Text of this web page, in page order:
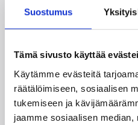
Suostumus
Tämä sivusto käyttää
Käytämme evästeitä
räätälöimiseen, sosiaalisen
tukemiseen ja
jaamme sosiaalisen
Tuukka Kotti (7/5/2
aiheuttivat
Haanpääkin (6/3) väläytteli
Dettmann
”Kiitos kuuluu